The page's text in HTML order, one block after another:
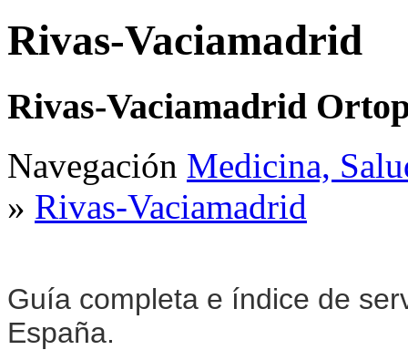
Rivas-Vaciamadrid
Rivas-Vaciamadrid
Navegación Medicina,
» Rivas-Vaciamadrid
Guía completa e índice de
España.